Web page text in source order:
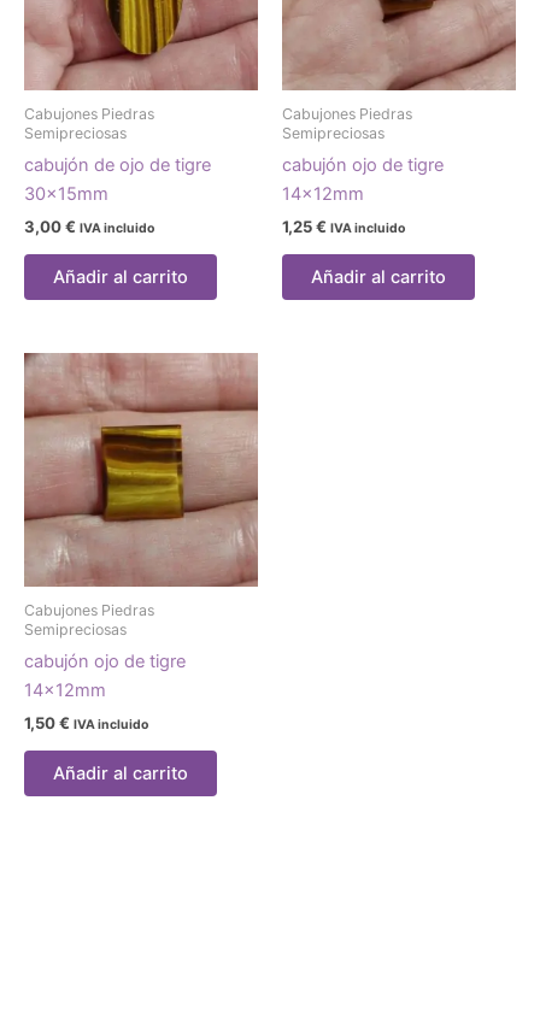
Cabujones Piedras
Semipreciosas
cabujón de ojo de tigre
30x15mm
3,00€ IVA incluido
Añadir al carrito
Cabujones Piedras
Semipreciosas
cabujón ojo de tigre
14x12mm
1,25€ IVA incluido
Añadir al carrito
Cabujones Piedras
Semipreciosas
cabujón ojo de tigre
14x12mm
1,50€ IVA incluido
Añadir al carrito